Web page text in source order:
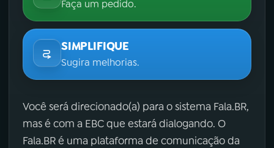
Faça um pedido.
SIMPLIFIQUE
Sugira melhorias.
Você será direcionado(a) para o sistema Fala.BR,
mas é com a EBC que estará dialogando. O
Fala.BR é uma plataforma de comunicação da